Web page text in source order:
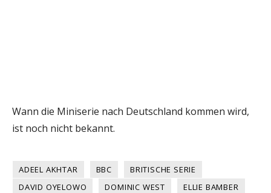
Wann die Miniserie nach Deutschland kommen wird,
ist noch nicht bekannt.
ADEEL AKHTAR BBC
BRITISCHE SERIE
DAVID OYELOWO
DOMINIC WEST
ELLIE BAMBER